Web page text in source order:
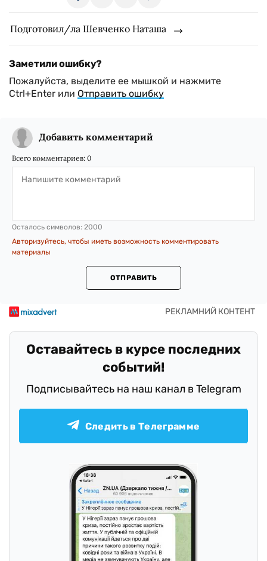
Подготовил/ла Шевченко Наташа
Заметили ошибку?
Пожалуйста, выделите ее мышкой и нажмите
Ctrl+Enter или Отправить ошибку
Добавить комментарий
Всего комментариев: 0
Осталось символов: 2000
Авторизуйтесь, чтобы иметь возможность комментировать
материалы
ОТПРАВИТЬ
Оставайтесь в курсе последних
событий!
Подписывайтесь на наш канал в Telegram
Следить в Телеграмме